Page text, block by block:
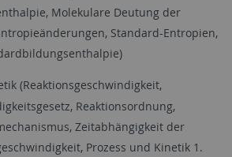
Molekulare Deutung der
Standard-Entropien,
(Reaktionsgeschwindigkeit,
Reaktionsordnung,
Zeitabhängigkeit der
Prozess und Kinetik 1.